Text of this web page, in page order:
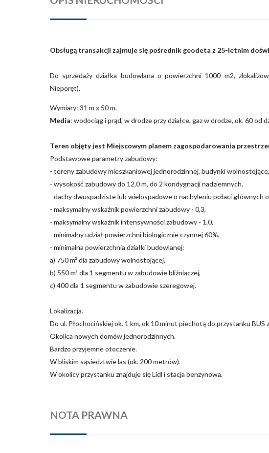
Obsługą transakcji zajmuje się pośrednik geodeta z 25-letnim
Do sprzedaży działka budowlana o powierzchni 1000 m2,
Nieporęt).
Wymiary: 31 m x 50 m.
Media: wodociąg i prąd, w drodze przy działce, gaz w drodze, ok. 60 od
Teren objęty jest Miejscowym planem zagospodarowania
Podstawowe parametry zabudowy:
- tereny zabudowy mieszkaniowej jednorodzinnej, budynki
- wysokość zabudowy do 12,0 m, do 2 kondygnacji nadziemnych,
- dachy dwuspadziste lub wielospadowe o nachyleniu połaci głównych
- maksymalny wskaźnik powierzchni zabudowy - 0,3,
- maksymalny wskaźnik intensywności zabudowy - 1,0,
- minimalny udział powierzchni biologicznie czynnej 60%,
- minimalna powierzchnia działki budowlanej:
a) 750 m² dla zabudowy wolnostojącej,
b) 550 m² dla 1 segmentu w zabudowie bliźniaczej,
c) 400 dla 1 segmentu w zabudowie szeregowej.
Lokalizacja.
Do ul. Płochocińskiej ok. 1 km, ok 10 minut piechotą do przystanku BUS
Okolica nowych domów jednorodzinnych.
Bardzo przyjemne otoczenie.
W bliskim sąsiedztwie las (ok. 200 metrów).
W okolicy przystanku znajduje się Lidl i stacja benzynowa.
NOTA PRAWNA